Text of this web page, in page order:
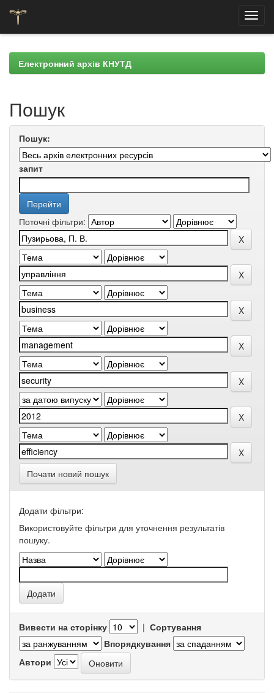
navigationЕлектронний архів КНУТД
Пошук
Пошук:
запит
Поточні фільтри:
Почати новий пошук
Додати фільтри:
Використовуйте фільтри для уточнення результатів
пошуку.
Вивести на сторінку | Сортування
Впорядкування
Автори